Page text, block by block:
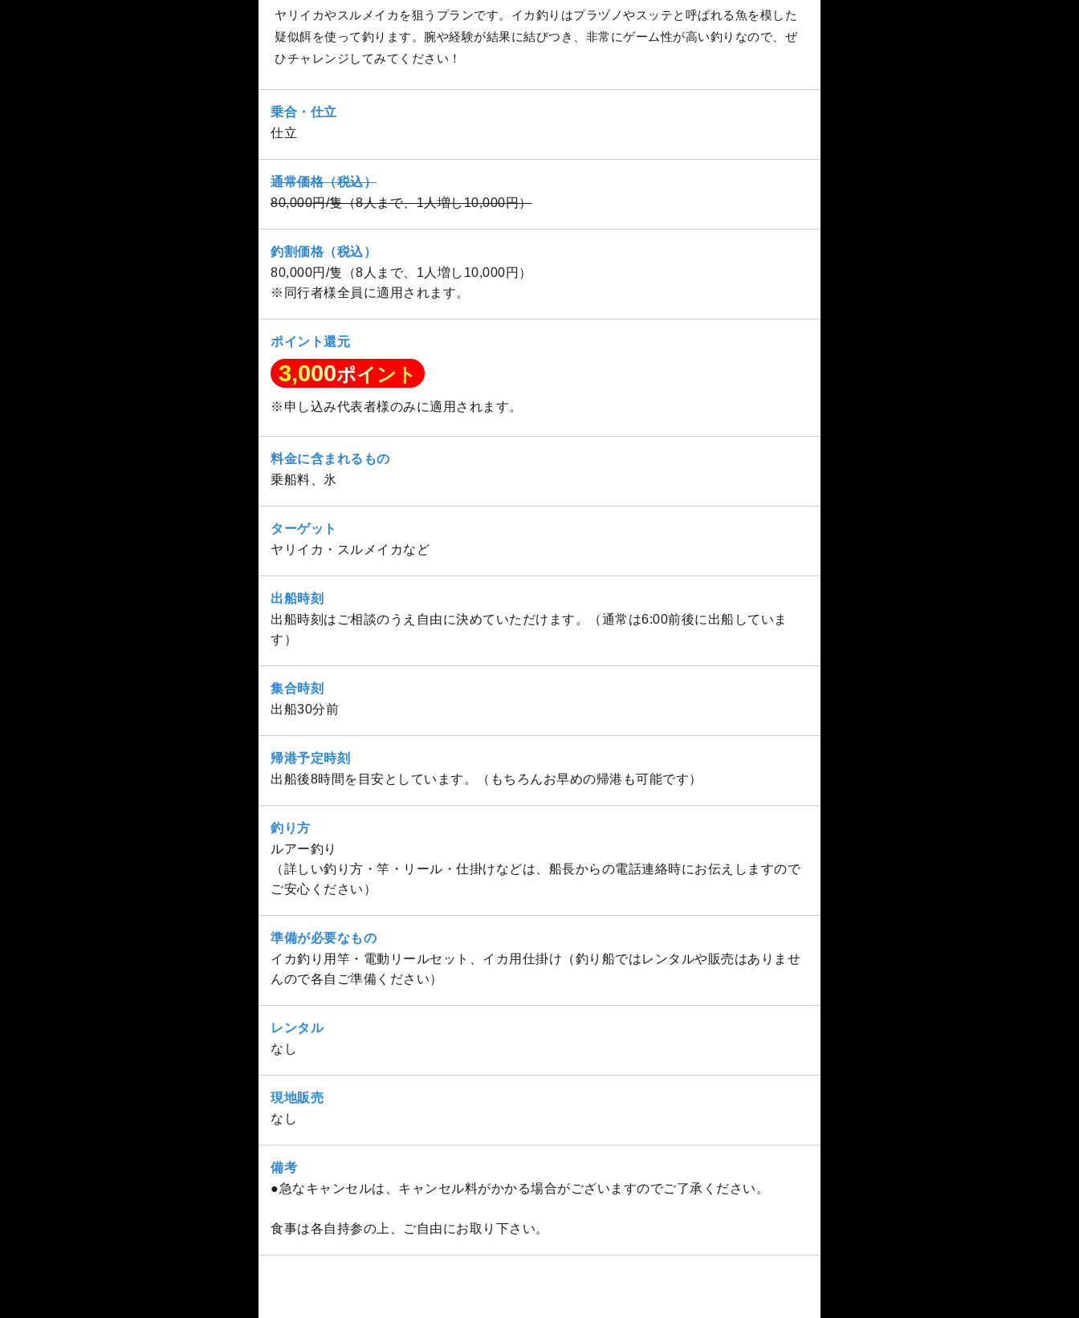
ヤリイカやスルメイカを狙うプランです。イカ釣りはプラヅノやスッテと呼ばれる魚を模した
疑似餌を使って釣ります。腕や経験が結果に結びつき、非常にゲーム性が高い釣りなので、ぜ
ひチャレンジしてみてください！
乗合・仕立
仕立
通常価格（税込）
80,000円/隻（8人まで、1人増し10,000円）
釣割価格（税込）
80,000円/隻（8人まで、1人増し10,000円）
※同行者様全員に適用されます。
ポイント還元
3,000ポイント
※申し込み代表者様のみに適用されます。
料金に含まれるもの
乗船料、氷
ターゲット
ヤリイカ・スルメイカなど
出船時刻
出船時刻はご相談のうえ自由に決めていただけます。（通常は6:00前後に出船していま
す）
集合時刻
出船30分前
帰港予定時刻
出船後8時間を目安としています。（もちろんお早めの帰港も可能です）
釣り方
ルアー釣り
（詳しい釣り方・竿・リール・仕掛けなどは、船長からの電話連絡時にお伝えしますので
ご安心ください）
準備が必要なもの
イカ釣り用竿・電動リールセット、イカ用仕掛け（釣り船ではレンタルや販売はありませ
んので各自ご準備ください）
レンタル
なし
現地販売
なし
備考
●急なキャンセルは、キャンセル料がかかる場合がございますのでご了承ください。
食事は各自持参の上、ご自由にお取り下さい。